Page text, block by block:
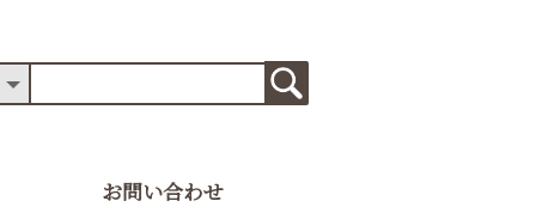
お問い合わせ